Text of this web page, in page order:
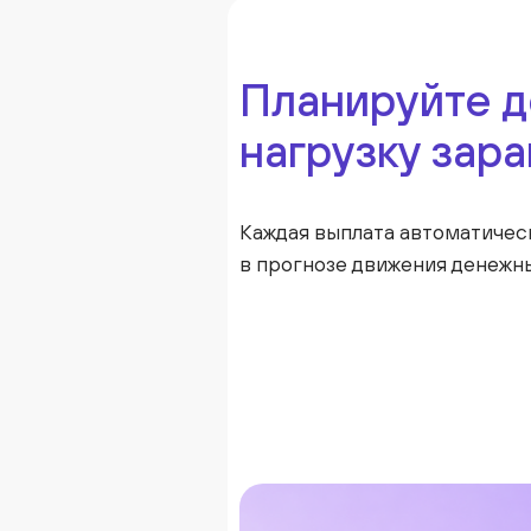
Планируйте
нагрузку
Каждая выплата
в прогнозе движения